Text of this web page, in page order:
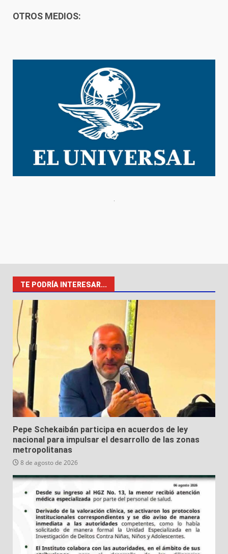
OTROS MEDIOS:
TE PODRÍA INTERESAR...
Pepe Schekaibán participa en acuerdos de ley
nacional para impulsar el desarrollo de las zonas
metropolitanas
8 de agosto de 2026